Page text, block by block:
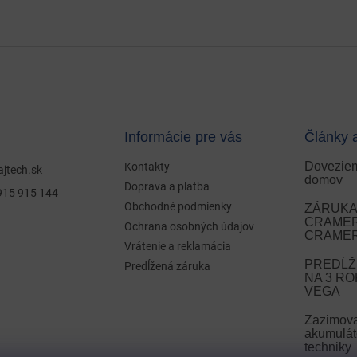
915 144
Informácie pre vás
Kontakty
Doprava a platba
Obchodné podmienky
Ochrana osobných údajov
Vrátenie a reklamácia
Predĺžená záruka
Články
domov
NA 3
VEGA
techniky